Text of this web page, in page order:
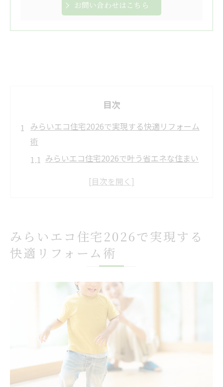
お問い合わせはこちら
目次
みらいエコ住宅2026で実現する快適リフォーム
術
みらいエコ住宅2026で叶う省エネな住まい
リフォーム費用と快適性の両立ポイント解
上例
補助制度を賢く使うリフォームの進め方
みらいエコ住宅2026の対象工事と選び方
兵庫県宝塚市の省エネ改修に新提案
みらいエコ住宅2026導入で実現する省エネ
改修
宝塚市で注目のエコリフォーム最新動向
省エネ改修計画にみらいエコ住宅2026を活
みらいエコ住宅2026で実現する
快適リフォーム術